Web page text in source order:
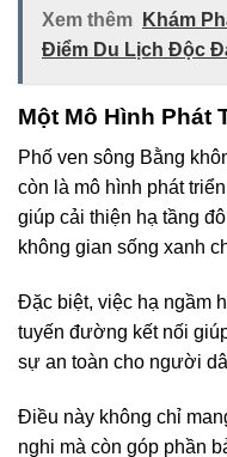
Xem thêm
Khám
Điểm Du Lịch Độc
Một Mô Hình Phát
Phố ven sông Bằng
còn là mô hình phát
giúp cải thiện hạ tầng
không gian sống xanh
Đặc biệt, việc hạ ngầm
tuyến đường kết nối
sự an toàn cho người
Điều này không chỉ
nghi mà còn góp phần